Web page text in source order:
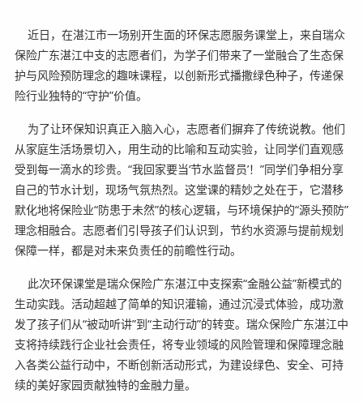
近日，在湛江市一场别开生面的环保志愿服务课堂上，来自瑞众
保险广东湛江中支的志愿者们，为学子们带来了一堂融合了生态保
护与风险预防理念的趣味课程，以创新形式播撒绿色种子，传递保
险行业独特的“守护”价值。
为了让环保知识真正入脑入心，志愿者们摒弃了传统说教。他们
从家庭生活场景切入，用生动的比喻和互动实验，让同学们直观感
受到每一滴水的珍贵。“我回家要当‘节水监督员’！”同学们争相分享
自己的节水计划，现场气氛热烈。这堂课的精妙之处在于，它潜移
默化地将保险业“防患于未然”的核心逻辑，与环境保护的“源头预防”
理念相融合。志愿者们引导孩子们认识到，节约水资源与提前规划
保障一样，都是对未来负责任的前瞻性行动。
此次环保课堂是瑞众保险广东湛江中支探索“金融公益”新模式的
生动实践。活动超越了简单的知识灌输，通过沉浸式体验，成功激
发了孩子们从“被动听讲”到“主动行动”的转变。瑞众保险广东湛江中
支将持续践行企业社会责任，将专业领域的风险管理和保障理念融
入各类公益行动中，不断创新活动形式，为建设绿色、安全、可持
续的美好家园贡献独特的金融力量。